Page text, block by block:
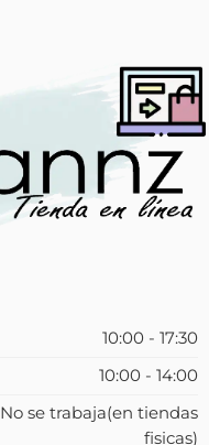
10:00 - 17:30
10:00 - 14:00
No se trabaja(en tiendas
fisicas)